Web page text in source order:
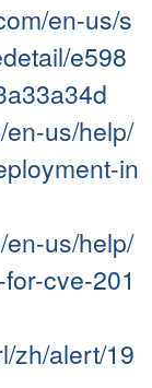
en-us/s
e598
us/help/
in
us/help/
cve-201
zh/alert/19